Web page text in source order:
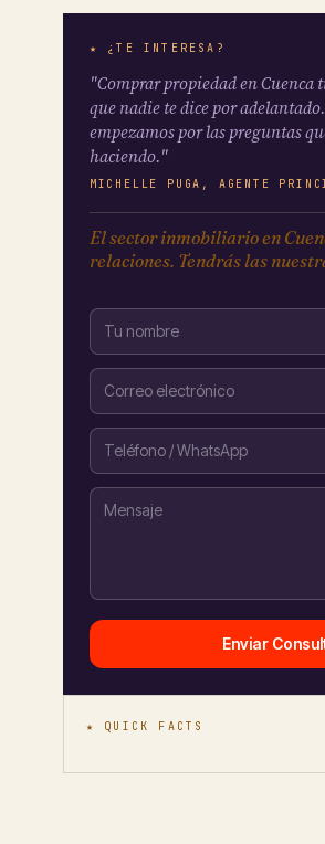
★ ¿TE INTERESA?
"Comprar propiedad en Cuenca
que nadie te dice por
empezamos por las preguntas
haciendo."
MICHELLE PUGA, AGENTE
El sector inmobiliario en
relaciones. Tendrás las
Enviar
★ QUICK FACTS